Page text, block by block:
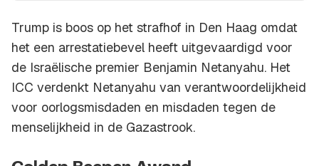
Trump is boos op het strafhof in Den Haag omdat
het een arrestatiebevel heeft uitgevaardigd voor
de Israëlische premier Benjamin Netanyahu. Het
ICC verdenkt Netanyahu van verantwoordelijkheid
voor oorlogsmisdaden en misdaden tegen de
menselijkheid in de Gazastrook.